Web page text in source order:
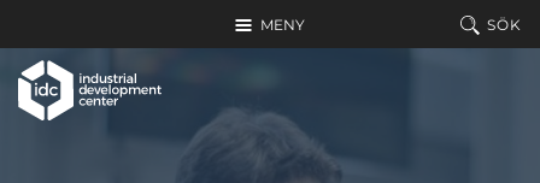
MENY SÖK